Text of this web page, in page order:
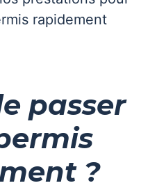
rapidement
passer
?